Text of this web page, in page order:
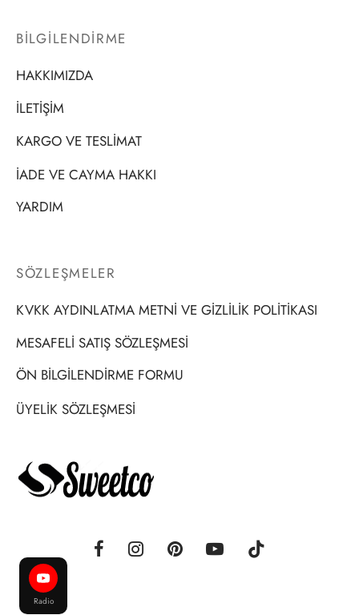
BİLGİLENDİRME
HAKKIMIZDA
İLETİŞİM
KARGO VE TESLİMAT
İADE VE CAYMA HAKKI
YARDIM
SÖZLEŞMELER
KVKK AYDINLATMA METNİ VE GİZLİLİK POLİTİKASI
MESAFELİ SATIŞ SÖZLEŞMESİ
ÖN BİLGİLENDİRME FORMU
ÜYELİK SÖZLEŞMESİ
Radio